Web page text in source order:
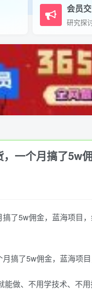
会员
研究探
一个月搞了5w
了5w佣金，蓝海项目，
能做、不用学技术、不